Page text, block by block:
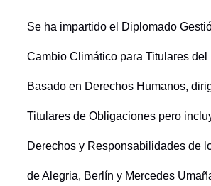
Se ha impartido el Diplomado
Cambio Climático para Titulares del
Basado en Derechos Humanos,
Titulares de Obligaciones pero
Derechos y Responsabilidades de
de Alegria, Berlín y Mercedes